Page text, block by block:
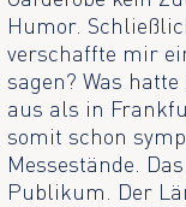
Humor.
verschaffte mir
sagen? Was
aus als in
somit schon
Messestände.
Publikum. Der